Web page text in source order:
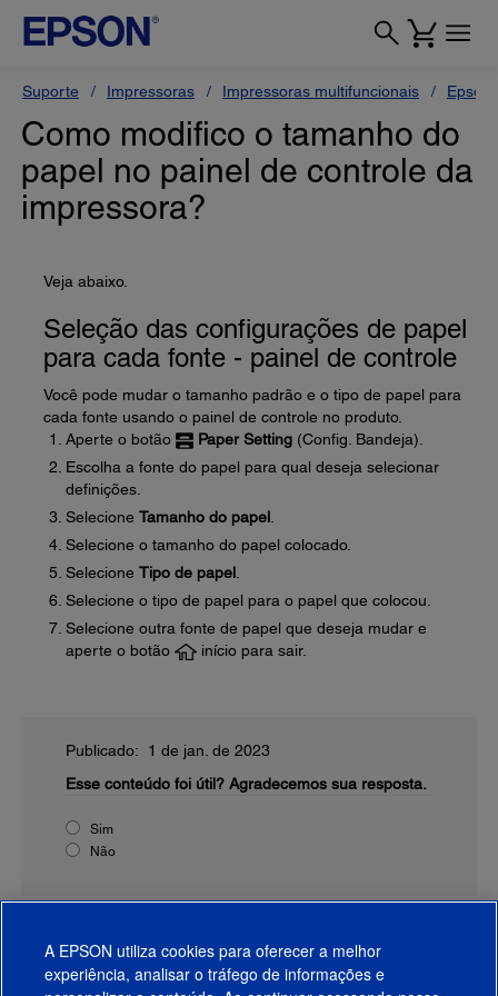
Suporte Impressoras Impressoras multifuncionais Epson
Como modifico o tamanho do
papel no painel de controle da
impressora?
Veja abaixo.
Seleção das configurações de papel
para cada fonte - painel de controle
Você pode mudar o tamanho padrão e o tipo de papel para
cada fonte usando o painel de controle no produto.
Aperte o botão
Paper Setting (Config. Bandeja).
Escolha a fonte do papel para qual deseja selecionar
definições.
Selecione Tamanho do papel
Selecione o tamanho do papel colocado.
Selecione Tipo de papel
Selecione o tipo de papel para o papel que colocou.
Selecione outra fonte de papel que deseja mudar e
aperte o botão
início para sair.
Publicado: 1 de jan. de 2023
Esse conteúdo foi útil? Agradecemos sua resposta.
Sim
Não
A EPSON utiliza cookies para oferecer a melhor
experiência, analisar o tráfego de informações e